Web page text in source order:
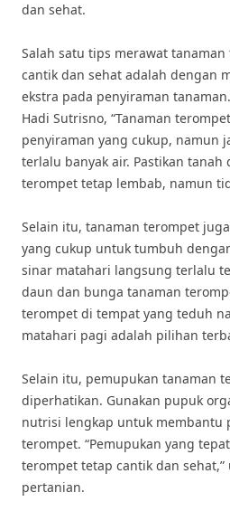
dan sehat.
Salah satu tips merawat
cantik dan sehat adalah dengan
ekstra pada penyiraman
Hadi Sutrisno, “Tanaman
penyiraman yang cukup, namun
terlalu banyak air. Pastikan tanah
terompet tetap lembab, namun
Selain itu, tanaman terompet
yang cukup untuk tumbuh
sinar matahari langsung terlalu
daun dan bunga tanaman
terompet di tempat yang teduh
matahari pagi adalah pilihan
Selain itu, pemupukan tanaman
diperhatikan. Gunakan pupuk
nutrisi lengkap untuk membantu
terompet. “Pemupukan yang
terompet tetap cantik dan
pertanian.